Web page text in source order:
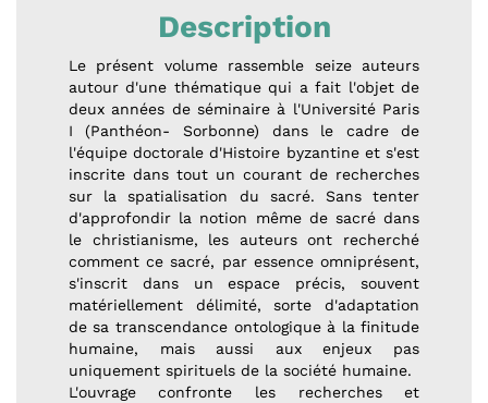
Description
Le présent volume rassemble seize auteurs
autour d'une thématique qui a fait l'objet de
deux années de séminaire à l'Université Paris
I (Panthéon- Sorbonne) dans le cadre de
l'équipe doctorale d'Histoire byzantine et s'est
inscrite dans tout un courant de recherches
sur la spatialisation du sacré. Sans tenter
d'approfondir la notion même de sacré dans
le christianisme, les auteurs ont recherché
comment ce sacré, par essence omniprésent,
s'inscrit dans un espace précis, souvent
matériellement délimité, sorte d'adaptation
de sa transcendance ontologique à la finitude
humaine, mais aussi aux enjeux pas
uniquement spirituels de la société humaine.
L'ouvrage confronte les recherches et